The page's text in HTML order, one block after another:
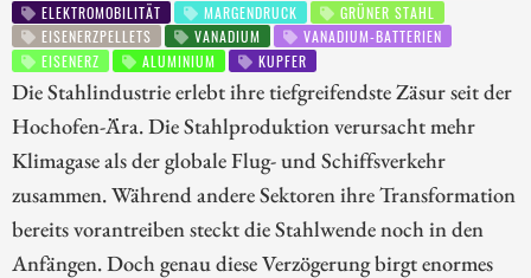
ELEKTROMOBILITÄT
MARGENDRUCK
GRÜNER STAHL
EISENERZPELLETS
VANADIUM
VANADIUM-BATTERIEN
EISENERZ
ALUMINIUM KUPFER
Die Stahlindustrie erlebt ihre tiefgreifendste Zäsur seit der
Hochofen-Ära. Die Stahlproduktion verursacht mehr
Klimagase als der globale Flug- und Schiffsverkehr
zusammen. Während andere Sektoren ihre Transformation
bereits vorantreiben steckt die Stahlwende noch in den
Anfängen. Doch genau diese Verzögerung birgt enormes